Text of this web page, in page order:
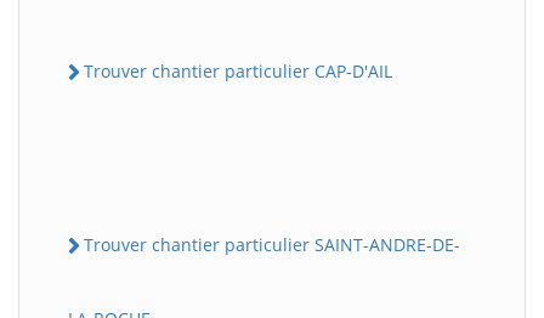
Trouver chantier particulier CAP-D'AIL
Trouver chantier particulier SAINT-ANDRE-DE-